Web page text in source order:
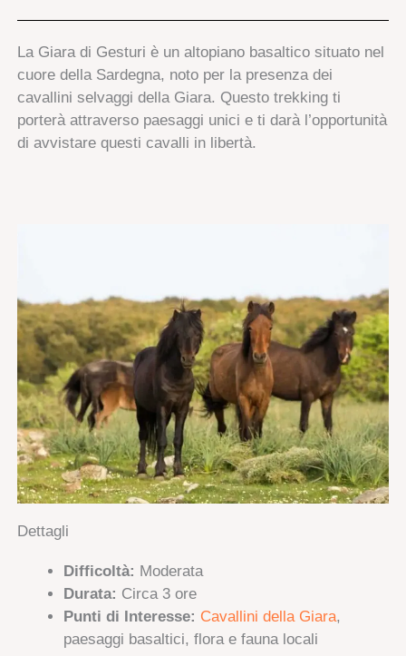
La Giara di Gesturi è un altopiano basaltico situato nel
cuore della Sardegna, noto per la presenza dei
cavallini selvaggi della Giara. Questo trekking ti
porterà attraverso paesaggi unici e ti darà l’opportunità
di avvistare questi cavalli in libertà.
Dettagli
Difficoltà: Moderata
Durata: Circa 3 ore
Punti di Interesse: Cavallini della Giara,
paesaggi basaltici, flora e fauna locali